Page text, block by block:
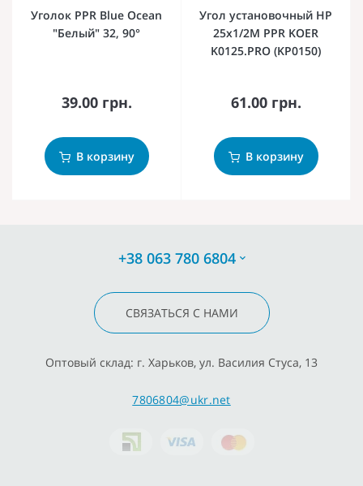
Уголок PPR Blue Ocean
"Белый" 32, 90°
39.00 грн.
В корзину
Угол установочный НР
25x1/2M PPR KOER
K0125.PRO (KP0150)
61.00 грн.
В корзину
+38 063 780 6804
СВЯЗАТЬСЯ С НАМИ
Оптовый склад: г. Харьков, ул. Василия Стуса, 13
7806804@ukr.net